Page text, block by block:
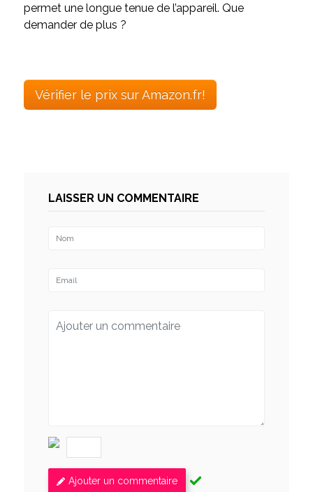
permet une longue tenue de l’appareil. Que
demander de plus ?
Vérifier le prix sur Amazon.fr!
LAISSER UN COMMENTAIRE
Ajouter un commentaire